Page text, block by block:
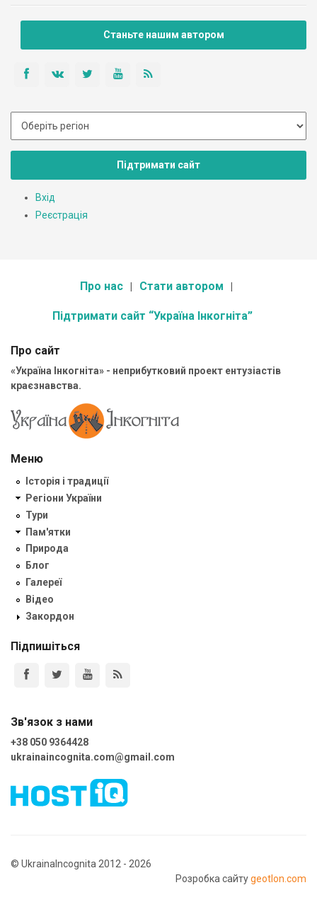
Станьте нашим автором
Підтримати сайт
Вхід
Реєстрація
Про нас Стати автором
Підтримати сайт “Україна Інкогніта”
Про сайт
«Україна Інкогніта» - неприбутковий проект ентузіастів
краєзнавства.
Меню
Історія і традиції
Регіони України
Тури
Пам'ятки
Природа
Блог
Галереї
Відео
Закордон
Підпишіться
Зв'язок з нами
+38 050 9364428
ukrainaincognita.com@gmail.com
© UkrainaIncognita 2012 - 2026
Розробка сайтуgeotlon.com